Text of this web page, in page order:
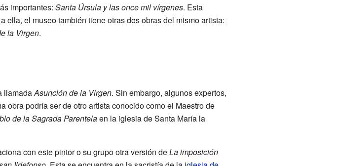
importantes: Santa Úrsula y las once mil vírgenes. Esta
ella, el museo también tiene otras dos obras del mismo artista:
la Virgen.
llamadaAsunción de la Virgen. Sin embargo, algunos expertos,
podría ser de otro artista conocido como el Maestro de
de la Sagrada Parentelaen la iglesia de Santa María la
con este pintor o su grupo otra versión deLa imposición